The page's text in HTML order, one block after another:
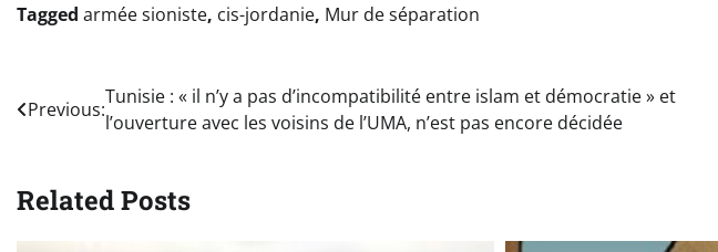
Tagged armée sioniste, cis-jordanie, Mur de séparation
Navigation
l’article
Previous:
Tunisie : « il n’y a pas d’incompatibilité entre islam et démocratie » et
l’ouverture avec les voisins de l’UMA, n’est pas encore décidée
Related Posts